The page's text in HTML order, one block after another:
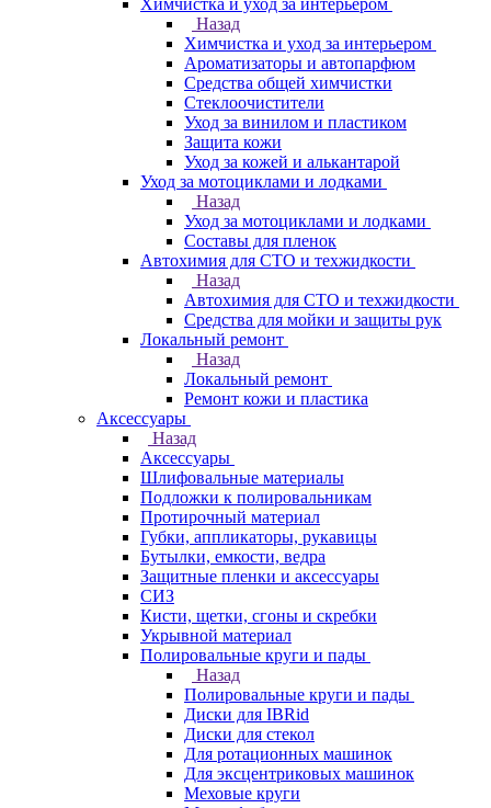
Химчистка и уход за интерьером
Назад
Химчистка и уход за интерьером
Ароматизаторы и автопарфюм
Средства общей химчистки
Стеклоочистители
Уход за винилом и пластиком
Защита кожи
Уход за кожей и алькантарой
Уход за мотоциклами и лодками
Назад
Уход за мотоциклами и лодками
Составы для пленок
Автохимия для СТО и техжидкости
Назад
Автохимия для СТО и техжидкости
Средства для мойки и защиты рук
Локальный ремонт
Назад
Локальный ремонт
Ремонт кожи и пластика
Аксессуары
Назад
Аксессуары
Шлифовальные материалы
Подложки к полировальникам
Протирочный материал
Губки, аппликаторы, рукавицы
Бутылки, емкости, ведра
Защитные пленки и аксессуары
СИЗ
Кисти, щетки, сгоны и скребки
Укрывной материал
Полировальные круги и пады
Назад
Полировальные круги и пады
Диски для IBRid
Диски для стекол
Для ротационных машинок
Для эксцентриковых машинок
Меховые круги